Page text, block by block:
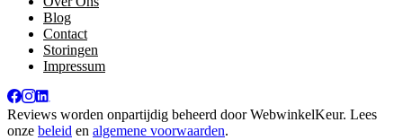
Blog
Contact
Storingen
Impressum
Reviews worden onpartijdig beheerd doorWebwinkelKeur. Lees
onze beleid en algemene voorwaarden.